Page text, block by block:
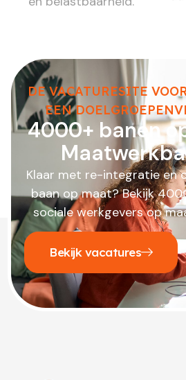
DE VACATURESITE
EEN
4000+ banen
Klaar met re-integratie en
baan op maat? Bekijk
sociale werkgevers op
Bekijk vacatures